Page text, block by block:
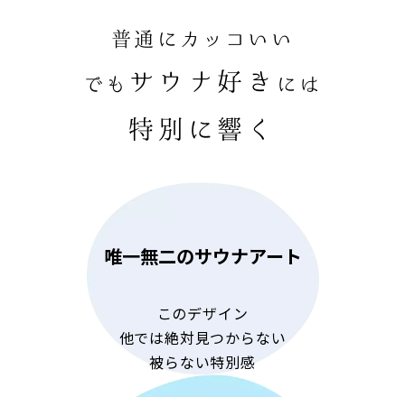
普通にカッコいい
でも サウナ好き には
特別に響く
唯一無二のサウナアート
このデザイン
他では絶対見つからない
被らない特別感